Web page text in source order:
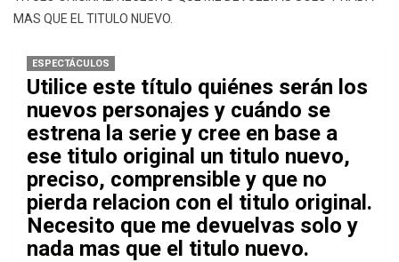
MAS QUE EL TITULO NUEVO.
ESPECTÁCULOS
Utilice este título quiénes serán los
nuevos personajes y cuándo se
estrena la serie y cree en base a
ese titulo original un titulo nuevo,
preciso, comprensible y que no
pierda relacion con el titulo original.
Necesito que me devuelvas solo y
nada mas que el titulo nuevo.